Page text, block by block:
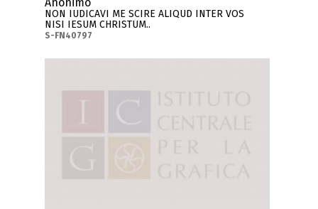
Anonimo
NON IUDICAVI ME SCIRE ALIQUD INTER VOS
NISI IESUM CHRISTUM..
S-FN40797